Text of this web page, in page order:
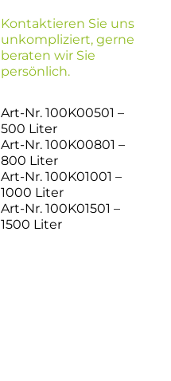
Kontaktieren Sie uns
unkompliziert, gerne
beraten wir Sie
persönlich.
Art-Nr. 100K00501 –
500 Liter
Art-Nr. 100K00801 –
800 Liter
Art-Nr. 100K01001 –
1000 Liter
Art-Nr. 100K01501 –
1500 Liter